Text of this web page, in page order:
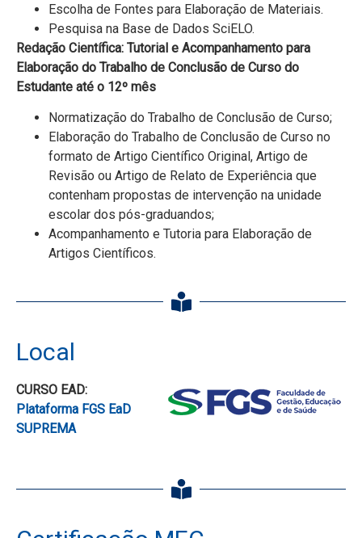
Escolha de Fontes para Elaboração de Materiais.
Pesquisa na Base de Dados SciELO.
Redação Científica: Tutorial e Acompanhamento para
Elaboração do Trabalho de Conclusão de Curso do
Estudante até o 12º mês
Normatização do Trabalho de Conclusão de Curso;
Elaboração do Trabalho de Conclusão de Curso no
formato de Artigo Científico Original, Artigo de
Revisão ou Artigo de Relato de Experiência que
contenham propostas de intervenção na unidade
escolar dos pós-graduandos;
Acompanhamento e Tutoria para Elaboração de
Artigos Científicos.
Local
CURSO EAD:
Plataforma FGS EaD
SUPREMA